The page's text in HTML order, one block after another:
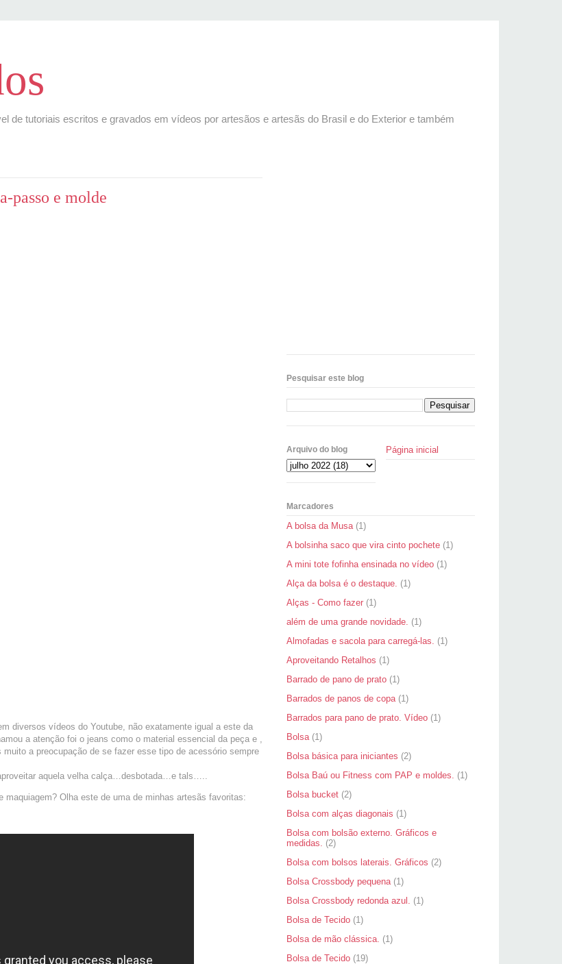
de tutoriais escritos e gravados em vídeos por artesãos e artesãs do Brasil e do Exterior e também
passo e molde
diversos vídeos do Youtube, não exatamente igual a este da
a atenção foi o jeans como o material essencial da peça e ,
a preocupação de se fazer esse tipo de acessório sempre
aquela velha calça…desbotada…e tals…..
Olha este de uma de minhas artesãs favoritas:
Pesquisar este blog
Arquivo do blog Página inicial
Marcadores
A bolsa da Musa (1)
A bolsinha saco que vira cinto pochete (1)
A mini tote fofinha ensinada no vídeo (1)
Alça da bolsa é o destaque. (1)
Alças - Como fazer (1)
além de uma grande novidade. (1)
Almofadas e sacola para carregá-las.
(1)
Aproveitando Retalhos (1)
Barrado de pano de prato (1)
Barrados de panos de copa (1)
Barrados para pano de prato. Vídeo (1)
Bolsa (1)
Bolsa básica para iniciantes (2)
Bolsa Baú ou Fitness com PAP e moldes.
(1)
Bolsa bucket (2)
Bolsa com alças diagonais (1)
Bolsa com bolsão externo. Gráficos e
medidas.
(2)
Bolsa com bolsos laterais. Gráficos (2)
Bolsa Crossbody pequena (1)
Bolsa Crossbody redonda azul.
(1)
Bolsa de Tecido (1)
Bolsa de mão clássica. (1)
Bolsa de Tecido (19)